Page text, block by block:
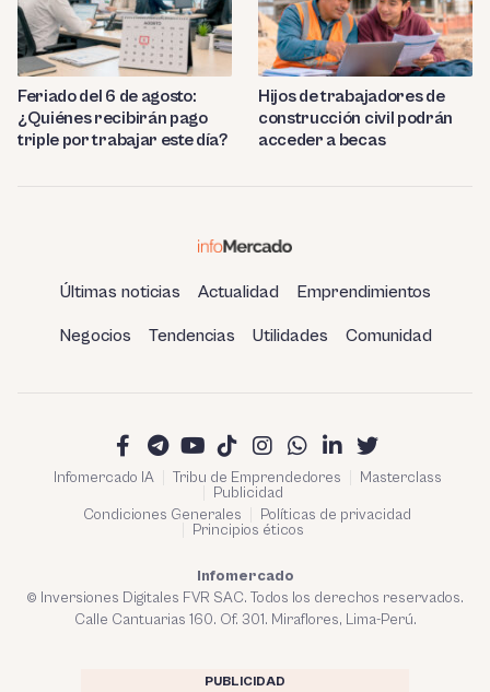
Feriado del 6 de agosto:
¿Quiénes recibirán pago
triple por trabajar este día?
Hijos de trabajadores de
construcción civil podrán
acceder a becas
Últimas noticias Actualidad Emprendimientos
Negocios Tendencias Utilidades Comunidad
Infomercado IA Tribu de Emprendedores
Masterclass
Publicidad
Condiciones Generales
Políticas de privacidad
Principios éticos
Infomercado
© Inversiones Digitales FVR SAC. Todos los derechos reservados.
Calle Cantuarias 160. Of. 301. Miraflores, Lima-Perú.
PUBLICIDAD